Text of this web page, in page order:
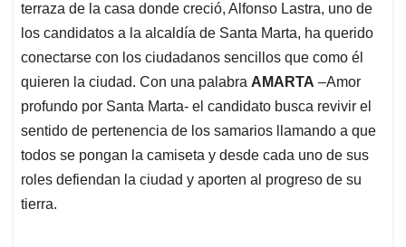
A
p
p
o
o
k
d
I
n
d
s
terraza de la casa donde creció, Alfonso Lastra, uno de
los candidatos a la alcaldía de Santa Marta, ha querido
conectarse con los ciudadanos sencillos que como él
quieren la ciudad. Con una palabra AMARTA –Amor
profundo por Santa Marta- el candidato busca revivir el
sentido de pertenencia de los samarios llamando a que
todos se pongan la camiseta y desde cada uno de sus
roles defiendan la ciudad y aporten al progreso de su
tierra.